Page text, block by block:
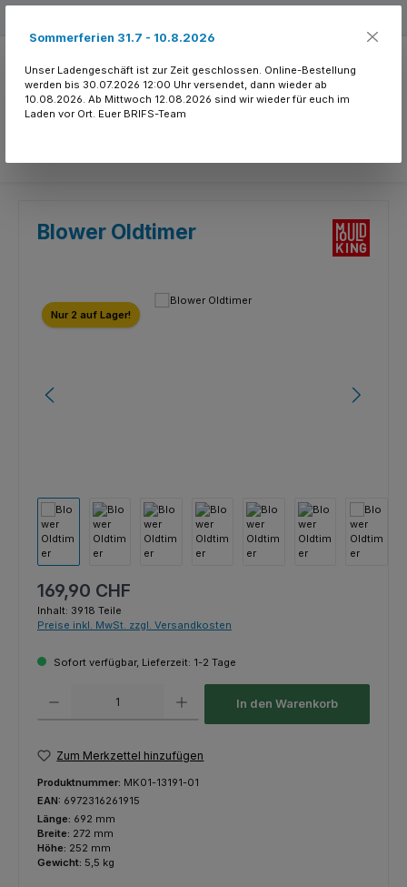
Blower Oldtimer
Nur 2 auf Lager!
Regulärer Preis:
169,90 CHF
Inhalt: 3918 Teile
Preise inkl. MwSt. zzgl. Versandkosten
Sofort verfügbar, Lieferzeit: 1-2 Tage
In den Warenkorb
Zum Merkzettel hinzufügen
Produktnummer: MK01-13191-01
EAN: 6972316261915
Länge: 692 mm
Breite: 272 mm
Höhe: 252 mm
Gewicht: 5,5 kg
Sommerferien 31.7 - 10.8.2026
Unser Ladengeschäft ist zur Zeit geschlossen. Online-Bestellung
werden bis 30.07.2026 12:00 Uhr versendet, dann wieder ab
10.08.2026. Ab Mittwoch 12.08.2026 sind wir wieder für euch im
Laden vor Ort. Euer BRIFS-Team